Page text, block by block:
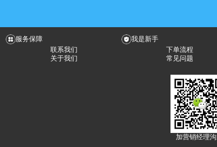
服务保障
联系我们
关于我们
我是新手
下单流程
常见问题
加营销经理